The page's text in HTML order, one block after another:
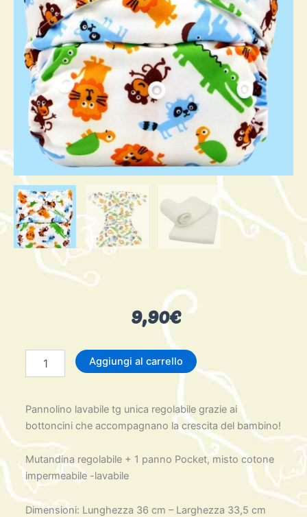
9,90€
arrivo-
tg
unica
13
kg
quantità
Aggiungi al carrello
Pannolino lavabile tg unica regolabile grazie ai
bottoncini che accompagnano la crescita del bambino!
Mutandina regolabile + 1 panno Pocket, misto cotone
impermeabile -lavabile
Dimensioni: Lunghezza 36 cm – Larghezza 33,5 cm